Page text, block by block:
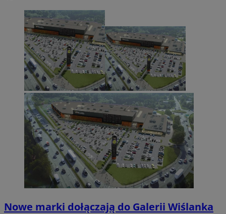
Nowe marki dołączają do Galerii Wiślanka